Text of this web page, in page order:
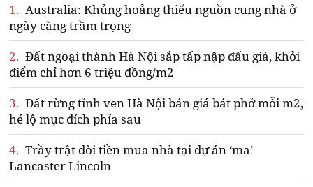
1. Australia: Khủng hoảng thiếu nguồn cung nhà ở
ngày càng trầm trọng
2. Đất ngoại thành Hà Nội sắp tấp nập đấu giá, khởi
điểm chỉ hơn 6 triệu đồng/m2
3. Đất rừng tỉnh ven Hà Nội bán giá bát phở mỗi m2,
hé lộ mục đích phía sau
4. Trầy trật đòi tiền mua nhà tại dự án ‘ma’
Lancaster Lincoln